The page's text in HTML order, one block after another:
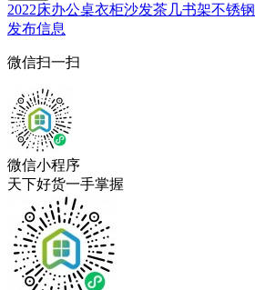
2022床办公桌衣柜沙发茶几书架不锈钢
发布信息
微信扫一扫
微信小程序
天下好货一手掌握